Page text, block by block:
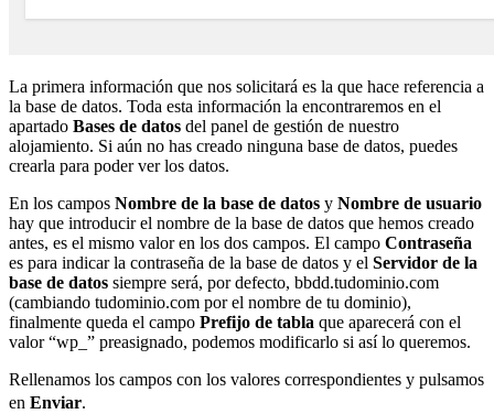
La primera información que nos solicitará es la que hace referencia a
la base de datos. Toda esta información la encontraremos en el
apartado Bases de datos del panel de gestión de nuestro
alojamiento. Si aún no has creado ninguna base de datos, puedes
crearla para poder ver los datos.
En los campos Nombre de la base de datos y Nombre de usuario
hay que introducir el nombre de la base de datos que hemos creado
antes, es el mismo valor en los dos campos. El campo Contraseña
es para indicar la contraseña de la base de datos y el Servidor de la
base de datos siempre será, por defecto, bbdd.tudominio.com
(cambiando tudominio.com por el nombre de tu dominio),
finalmente queda el campo Prefijo de tabla que aparecerá con el
valor “wp_” preasignado, podemos modificarlo si así lo queremos.
Rellenamos los campos con los valores correspondientes y pulsamos
en Enviar.